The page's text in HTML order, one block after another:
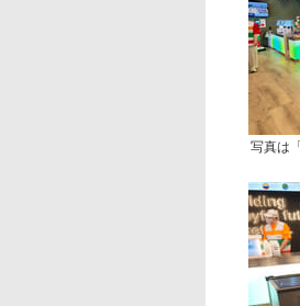
写真は